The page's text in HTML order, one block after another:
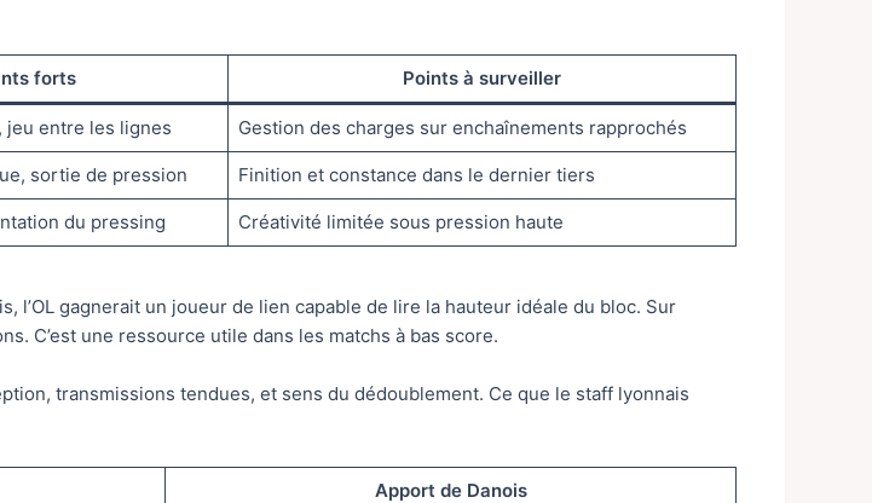
forts Points à surveiller
jeu entre les lignes Gestion des charges sur enchaînements rapprochés
sortie de pression Finition et constance dans le dernier tiers
du pressing Créativité limitée sous pression haute
l’OL gagnerait un joueur de lien capable de lire la hauteur idéale du bloc. Sur
C’est une ressource utile dans les matchs à bas score.
transmissions tendues, et sens du dédoublement. Ce que le staff lyonnais
Apport de Danois